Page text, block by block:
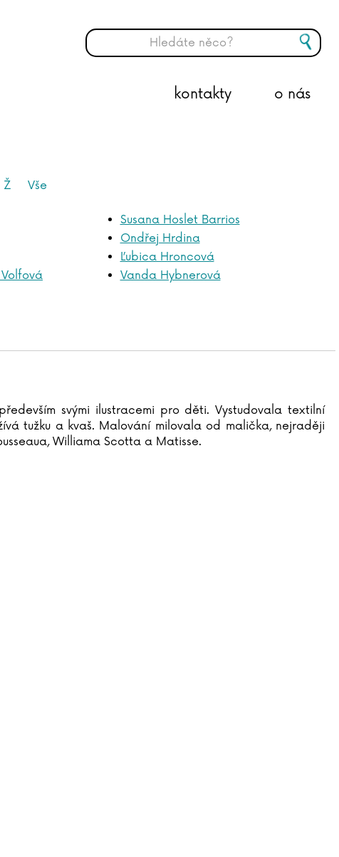
o nás
kontakty
Ž Vše
Susana Hoslet Barrios
Ondřej Hrdina
Ľubica Hroncová
Vanda Hybnerová
svými ilustracemi pro děti. Vystudovala textilní
tužku a kvaš. Malování milovala od malička, nejraději
Williama Scotta a Matisse.